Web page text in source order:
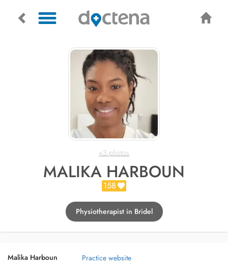
+3 photos
MALIKA HARBOUN
158
Physiotherapist in Bridel
Malika Harboun
Practice website